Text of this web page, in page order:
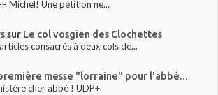
Michel! Une pétition ne...
sur Le col vosgien des Clochettes
consacrés à deux cols de...
messe "lorraine" pour l'abbé...
cher abbé ! UDP+